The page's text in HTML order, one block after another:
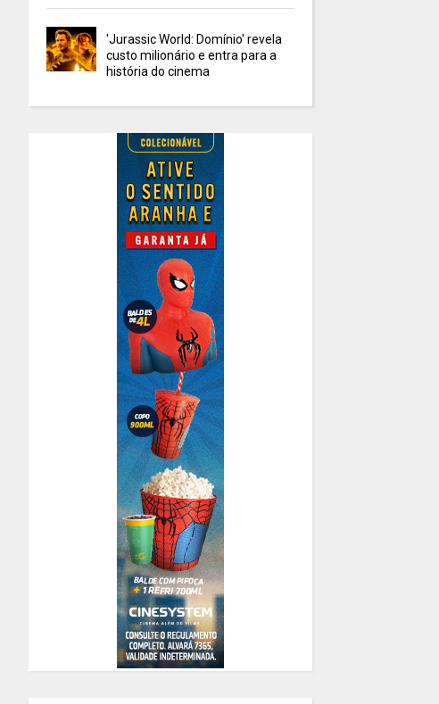
'Jurassic World: Domínio' revela
custo milionário e entra para a
história do cinema